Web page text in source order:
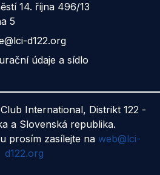
14. října 496/13
5
d122.org
údaje a sídlo
International, Distrikt 122 -
a Slovenská republika.
prosím zasílejte na web@lci-
d122.org